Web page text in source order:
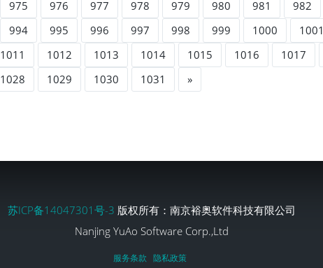
975 976 977 978 979 980 981 982
994 995 996 997 998 999 1000 1001
1011 1012 1013 1014 1015 1016 1017
1028 1029 1030 1031 »
苏ICP备14047301号-3 版权所有：南京裕奥软件科技有限公司
Nanjing YuAo Software Corp.,Ltd
服务条款 隐私政策